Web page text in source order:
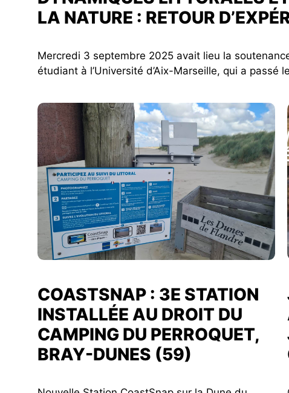
LA NATURE : RETOUR
Mercredi 3 septembre 2025 avait lieu la
étudiant à l’Université d’Aix-Marseille, qui a passé
COASTSNAP : 3E STATION
INSTALLÉE AU DROIT DU
CAMPING DU PERROQUET,
BRAY-DUNES (59)